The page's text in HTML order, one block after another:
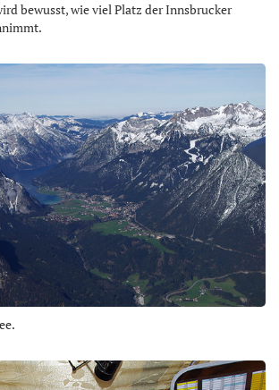
bewusst, wie viel Platz der Innsbrucker